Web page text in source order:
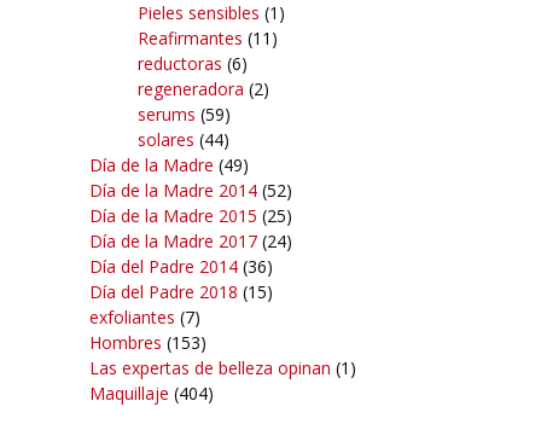
Pieles sensibles (1)
Reafirmantes (11)
reductoras (6)
regeneradora (2)
serums (59)
solares (44)
Día de la Madre (49)
Día de la Madre 2014 (52)
Día de la Madre 2015 (25)
Día de la Madre 2017 (24)
Día del Padre 2014 (36)
Día del Padre 2018 (15)
exfoliantes (7)
Hombres (153)
Las expertas de belleza opinan (1)
Maquillaje (404)